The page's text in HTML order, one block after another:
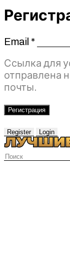
Email *
Ссылка для
отправлена
почты.
Регистрация
Register Login